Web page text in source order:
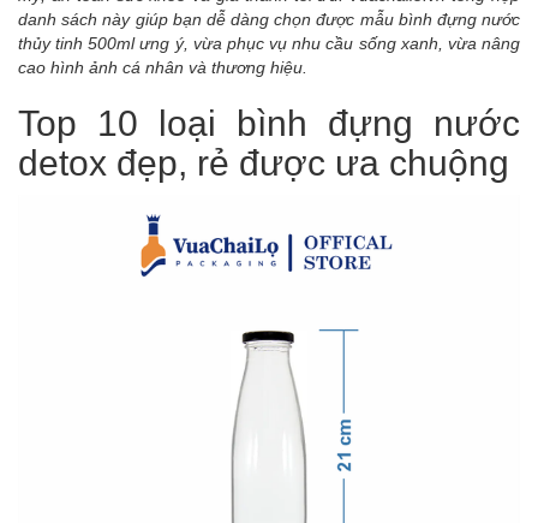
danh sách này giúp bạn dễ dàng chọn được mẫu bình đựng nước
thủy tinh 500ml ưng ý, vừa phục vụ nhu cầu sống xanh, vừa nâng
cao hình ảnh cá nhân và thương hiệu.
Top 10 loại bình đựng nước
detox đẹp, rẻ được ưa chuộng